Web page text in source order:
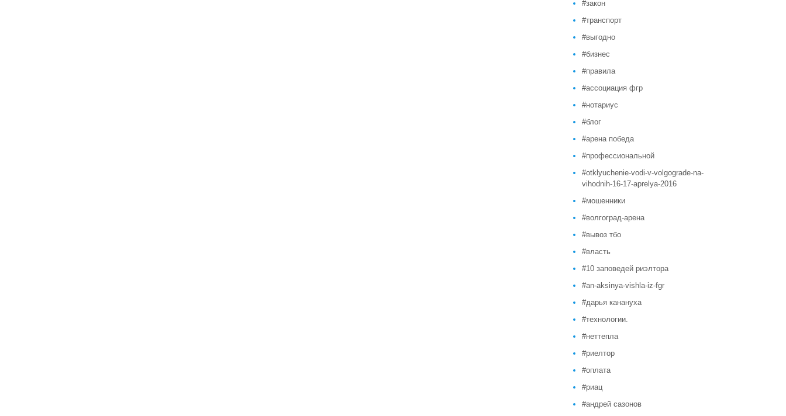
#закон
#транспорт
#выгодно
#бизнес
#правила
#ассоциация фгр
#нотариус
#блог
#арена победа
#профессиональной
#otklyuchenie-vodi-v-volgograde-na-
vihodnih-16-17-aprelya-2016
#мошенники
#волгоград-арена
#вывоз тбо
#власть
#10 заповедей риэлтора
#an-aksinya-vishla-iz-fgr
#дарья канануха
#технологии.
#неттепла
#риелтор
#оплата
#риац
#андрей сазонов